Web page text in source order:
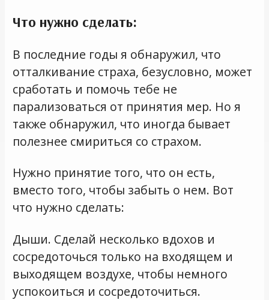
Что нужно сделать:
В последние годы я обнаружил, что
отталкивание страха, безусловно, может
сработать и помочь тебе не
парализоваться от принятия мер. Но я
также обнаружил, что иногда бывает
полезнее смириться со страхом.
Нужно принятие того, что он есть,
вместо того, чтобы забыть о нем. Вот
что нужно сделать:
Дыши. Сделай несколько вдохов и
сосредоточься только на входящем и
выходящем воздухе, чтобы немного
успокоиться и сосредоточиться.